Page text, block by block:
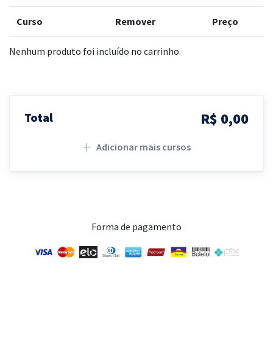
Curso Remover Preço
Nenhum produto foi incluído no carrinho.
Total R$ 0,00
Adicionar mais cursos
Forma de pagamento